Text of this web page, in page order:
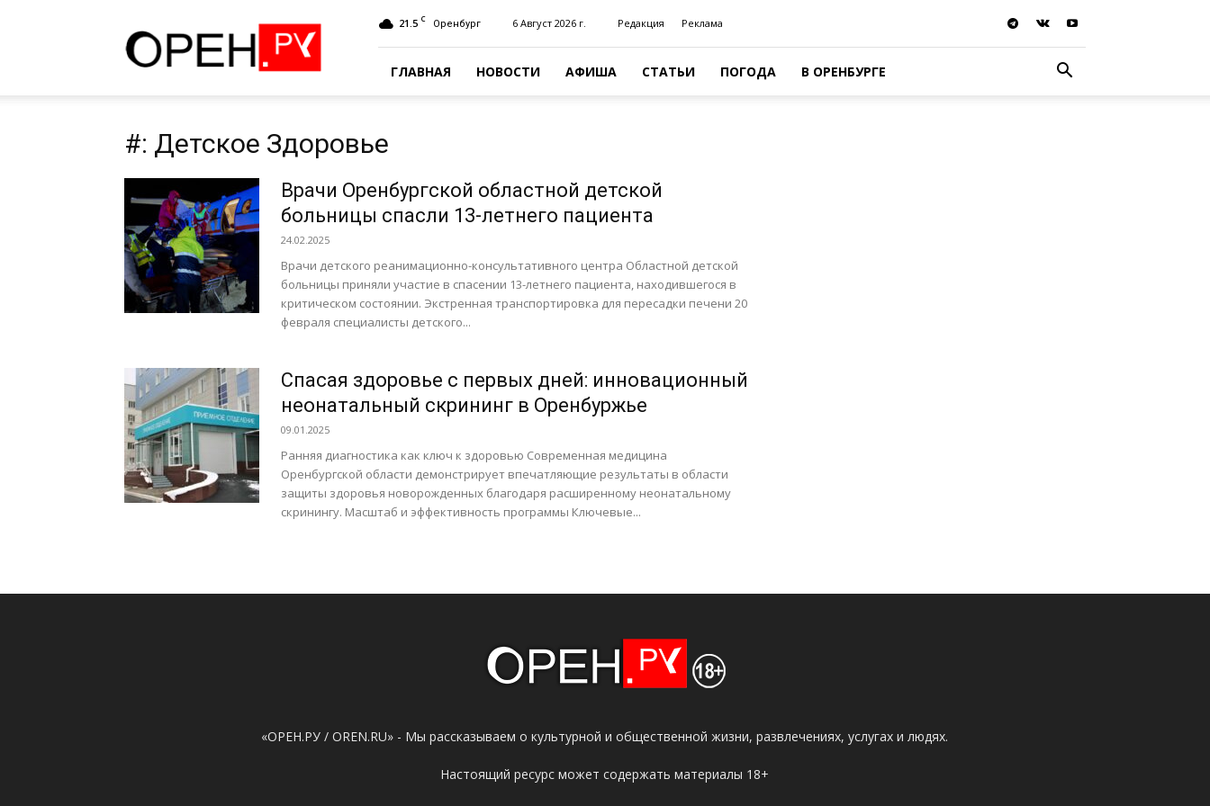
21.5 C Оренбург 6 Август 2026 г. Редакция Реклама
ГЛАВНАЯ НОВОСТИ АФИША СТАТЬИ ПОГОДА В ОРЕНБУРГЕ
#: Детское Здоровье
Врачи Оренбургской областной детской
больницы спасли 13-летнего пациента
24.02.2025
Врачи детского реанимационно-консультативного центра Областной детской
больницы приняли участие в спасении 13-летнего пациента, находившегося в
критическом состоянии. Экстренная транспортировка для пересадки печени 20
февраля специалисты детского...
Спасая здоровье с первых дней: инновационный
неонатальный скрининг в Оренбуржье
09.01.2025
Ранняя диагностика как ключ к здоровью Современная медицина
Оренбургской области демонстрирует впечатляющие результаты в области
защиты здоровья новорожденных благодаря расширенному неонатальному
скринингу. Масштаб и эффективность программы Ключевые...
«ОРЕН.РУ / OREN.RU» - Мы рассказываем о культурной и общественной жизни, развлечениях, услугах и людях.
Настоящий ресурс может содержать материалы 18+